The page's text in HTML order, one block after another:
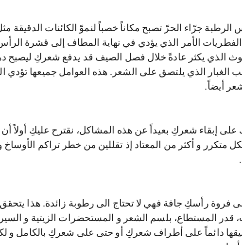
الرطبة جرّاء الحرّ تصبح مكاناً خصباً لنموّ الكائنات الدقيقة
و الفطريات الأمر الذي يؤدي في نهاية المطاف إلى قشرة
الذي يكثر عادةً خلال فصل الصيف قد يدفع شعركِ ليصبح
الغبار الذي يلتصق على الشعر. هذه العوامل جميعها تؤدي
أيضاً.
إبقاء شعركِ بعيداً عن هذه المشاكل، نقترح عليكِ أولاً
متكرر و أكثر من المعتاد إذ تقللين من خطر تراكم الأوساخ
فروة رأسكِ جافة فهي لا تحتاج الى رطوبة زائدة. هذا
قدر المستطاع، بلسم الشعر و المستحضرات الزيتية و
دائماً على أطراف شعركِ أو حتى على شعركِ بالكامل و